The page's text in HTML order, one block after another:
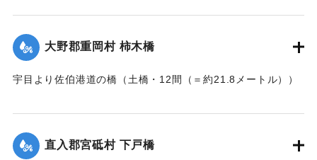
水は明治26年の水害に比べても割合が大きく、浸水家屋が
200戸に及んでいるのは要するに排水地である橋の上に不自然
な住宅を建築する許可を当局が出したためとして、その不当
と13日以来、住民の間で協議が進められてきたが、費用など
憤慨している。
大野郡重岡村 柿木橋
宇目より佐伯港道の橋（土橋・12間（＝約21.8メートル））
｜固有コード: 002680200
直入郡宮砥村 下戸橋